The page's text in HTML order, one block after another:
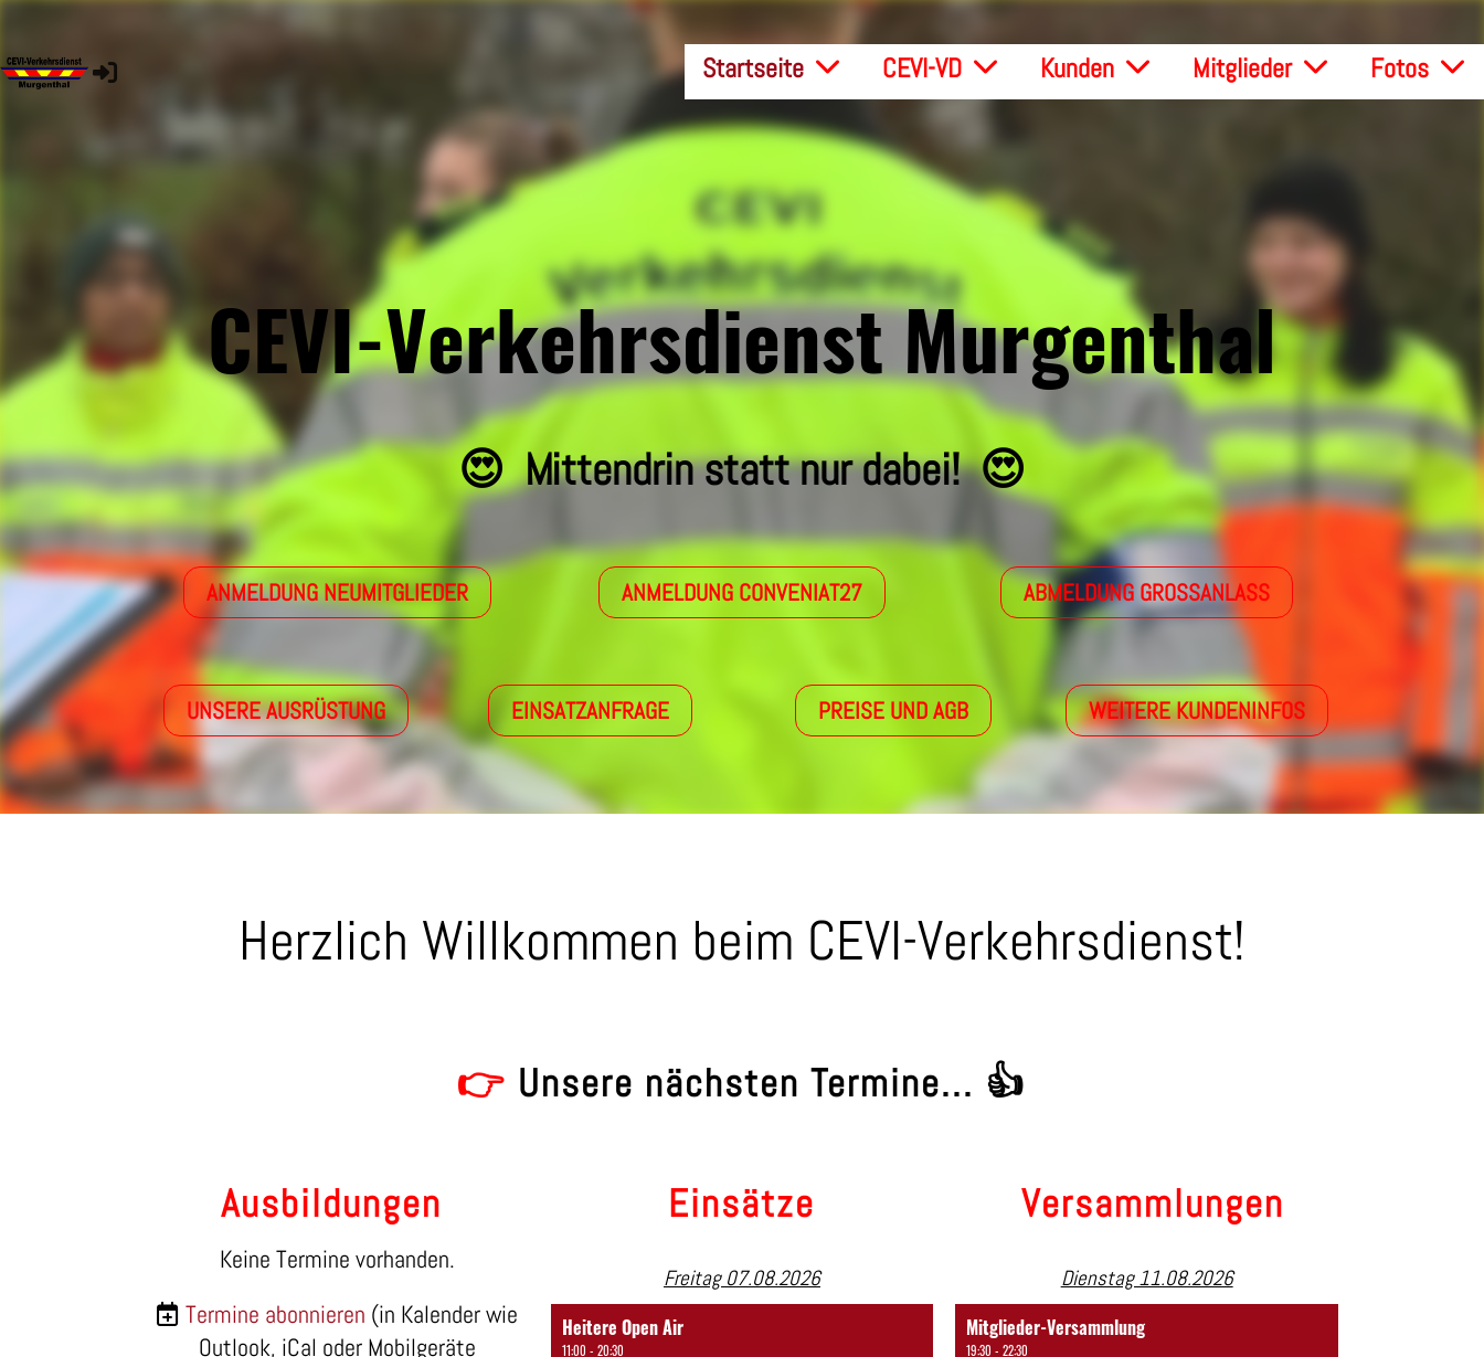
Startseite CEVI-VD Kunden Mitglieder Fotos
CEVI-Verkehrsdienst Murgenthal
😍 Mittendrin statt nur dabei! 😍
ANMELDUNG NEUMITGLIEDER ANMELDUNG CONVENIAT27 ABMELDUNG GROSSANLASS
UNSERE AUSRÜSTUNG EINSATZANFRAGE PREISE UND AGB WEITERE KUNDENINFOS
Herzlich Willkommen beim CEVI-Verkehrsdienst!
👉 Unsere nächsten Termine... 👍
Ausbildungen
Keine Termine vorhanden.
Termine abonnieren (in Kalender wie
Outlook, iCal oder Mobilgeräte
Einsätze
Freitag 07.08.2026
Heitere Open Air
11:00 - 20:30
Versammlungen
Dienstag 11.08.2026
Mitglieder-Versammlung
19:30 - 22:30